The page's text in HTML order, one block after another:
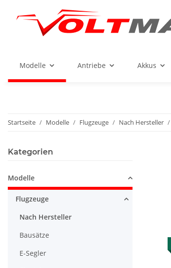
Modelle Antriebe Akkus
Startseite Modelle Flugzeuge Nach Hersteller
Kategorien
Modelle
Flugzeuge
Nach Hersteller
Bausätze
E-Segler